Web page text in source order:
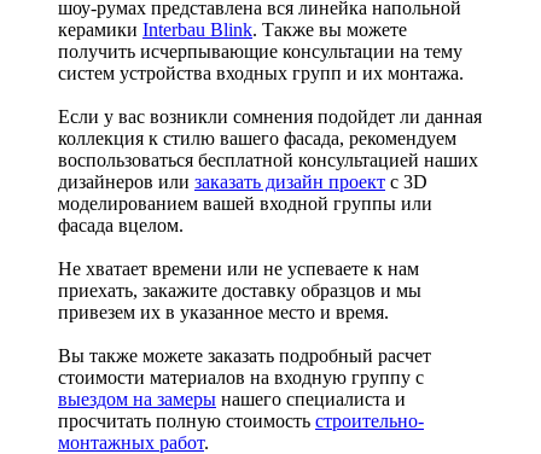
шоу-румах представлена вся линейка напольной
керамики Interbau Blink. Также вы можете
получить исчерпывающие консультации на тему
систем устройства входных групп и их монтажа.
Если у вас возникли сомнения подойдет ли данная
коллекция к стилю вашего фасада, рекомендуем
воспользоваться бесплатной консультацией наших
дизайнеров или заказать дизайн проект с 3D
моделированием вашей входной группы или
фасада вцелом.
Не хватает времени или не успеваете к нам
приехать, закажите доставку образцов и мы
привезем их в указанное место и время.
Вы также можете заказать подробный расчет
стоимости материалов на входную группу с
выездом на замеры нашего специалиста и
просчитать полную стоимость строительно-
монтажных работ.